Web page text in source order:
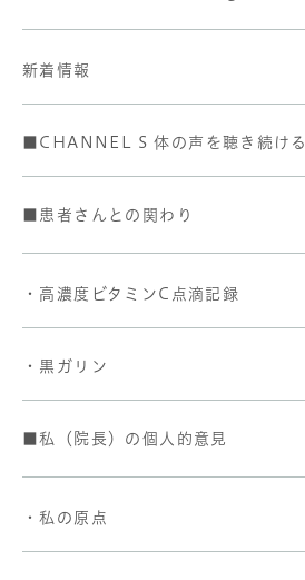
新着情報
■CHANNEL S 体の声を聴き続ける
■患者さんとの関わり
・高濃度ビタミンC点滴記録
・黒ガリン
■私（院長）の個人的意見
・私の原点